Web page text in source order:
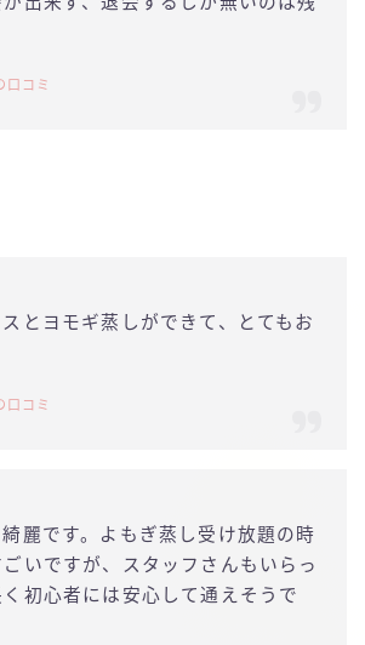
口コミ
とヨモギ蒸しができて、とてもお
口コミ
麗です。よもぎ蒸し受け放題の時
いですが、スタッフさんもいらっ
く初心者には安心して通えそうで